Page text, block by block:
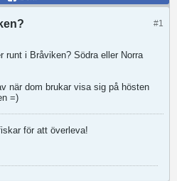
#1
runt i Bråviken? Södra eller Norra
när dom brukar visa sig på hösten
=)
för att överleva!